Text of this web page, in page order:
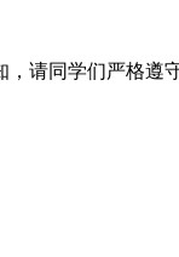
请同学们严格遵